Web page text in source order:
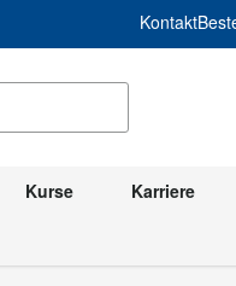
Kontakt
Kurse Karriere